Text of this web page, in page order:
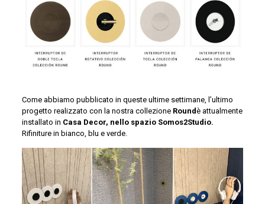
Come abbiamo pubblicato in queste ultime settimane, l’ultimo
progetto realizzato con la nostra collezione Roundè attualmente
installato in Casa Decor, nello spazio Somos2Studio.
Rifiniture in bianco, blu e verde.